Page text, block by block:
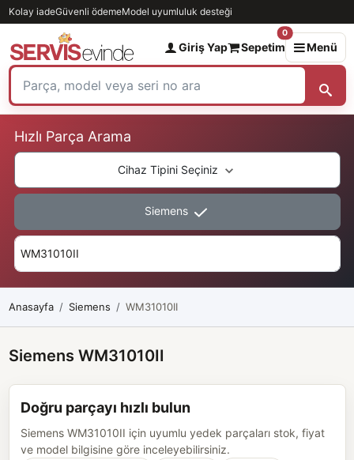
Kolay iadeGüvenli ödemeModel uyumluluk desteği
Giriş Yap Sepetim
0
Menü
Hızlı Parça Arama
Cihaz Tipini Seçiniz
Siemens
Anasayfa Siemens WM31010II
Siemens WM31010II
Doğru parçayı hızlı bulun
Siemens WM31010II için uyumlu yedek parçaları stok, fiyat
ve model bilgisine göre inceleyebilirsiniz.